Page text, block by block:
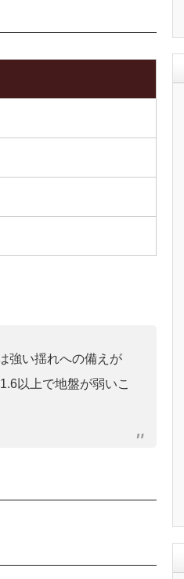
強い揺れへの備えが
以上で地盤が弱いこ